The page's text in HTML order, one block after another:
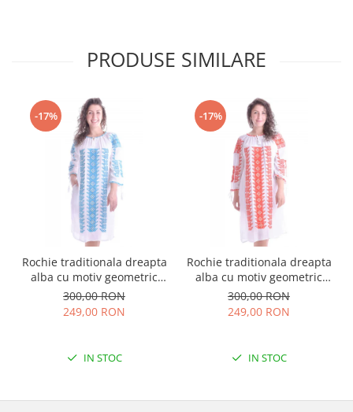
PRODUSE SIMILARE
-17%
Rochie traditionala dreapta
alba cu motiv geometric
albastru Tania
300,00 RON
249,00 RON
IN STOC
-17%
Rochie traditionala dreapta
alba cu motiv geometric
rosu Doina
300,00 RON
249,00 RON
IN STOC